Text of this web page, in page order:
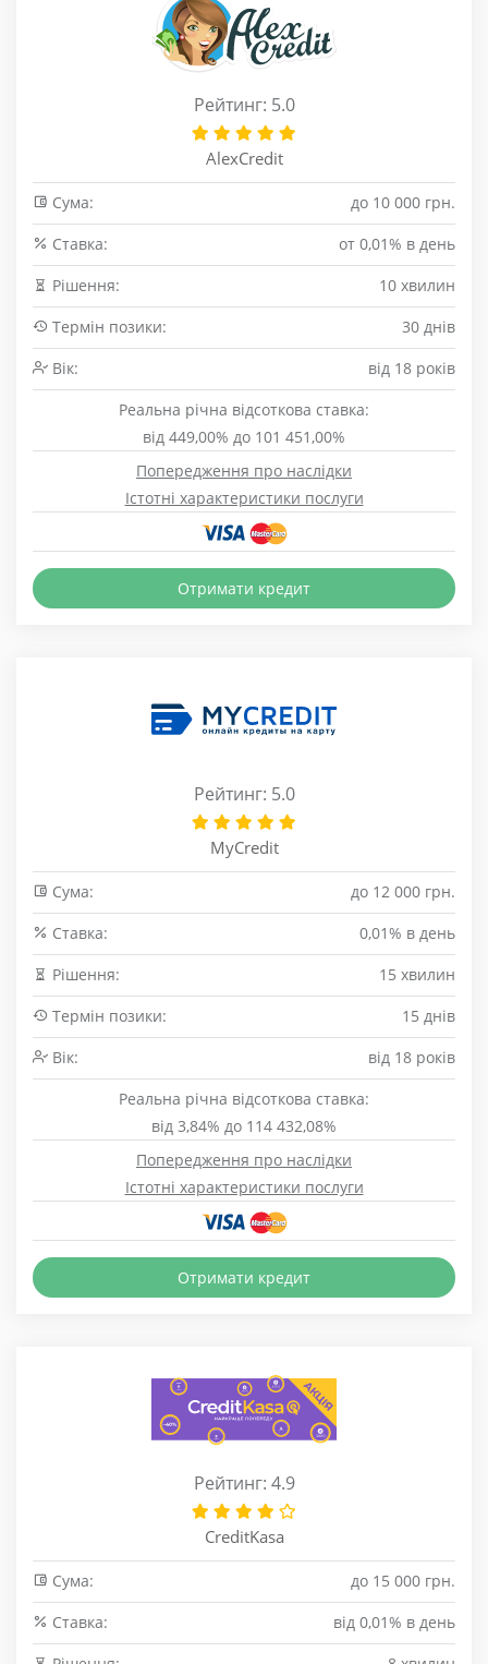
Рейтинг: 5.0
AlexCredit
Сума:
до 10 000 грн.
Cтавка:
от 0,01% в день
Рішення:
10 хвилин
Термін позики:
30 днів
Вік:
від 18 років
Реальна річна відсоткова ставка:
від 449,00% до 101 451,00%
Попередження про наслідки
Істотні характеристики послуги
Отримати кредит
Рейтинг: 5.0
MyCredit
Сума:
до 12 000 грн.
Cтавка:
0,01% в день
Рішення:
15 хвилин
Термін позики:
15 днів
Вік:
від 18 років
Реальна річна відсоткова ставка:
від 3,84% до 114 432,08%
Попередження про наслідки
Істотні характеристики послуги
Отримати кредит
Рейтинг: 4.9
CreditKasa
Сума:
до 15 000 грн.
Cтавка:
від 0,01% в день